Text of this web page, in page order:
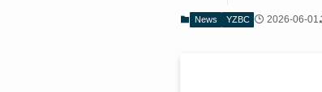
News YZBC 2026-06-01